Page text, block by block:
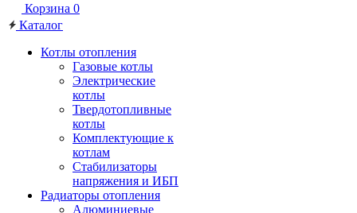
Корзина 0
Каталог
Котлы отопления
Газовые котлы
Электрические
котлы
Твердотопливные
котлы
Комплектующие к
котлам
Стабилизаторы
напряжения и ИБП
Радиаторы отопления
Алюминиевые